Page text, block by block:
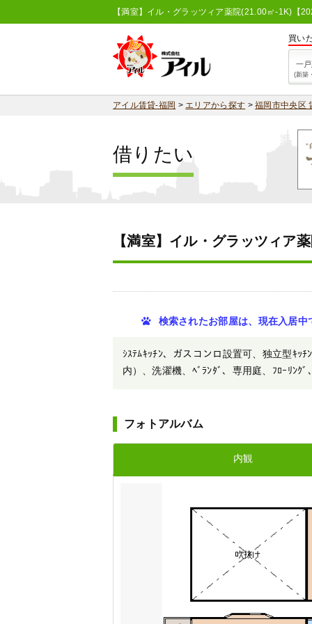
【満室】イル・グラッツィア薬院(21.00㎡-1K)【
買い
一
(新築
アイル賃貸-福岡 >エリアから探す >福岡市中央区
借りたい
【満室】イル・グラッツィア
検索されたお部屋は、現在入居
ｼｽﾃﾑｷｯﾁﾝ、ガスコンロ設置可、独立型ｷｯ
内）、洗濯機、ﾍﾞﾗﾝﾀﾞ、専用庭、ﾌﾛｰﾘﾝｸ
フォトアルバム
内観